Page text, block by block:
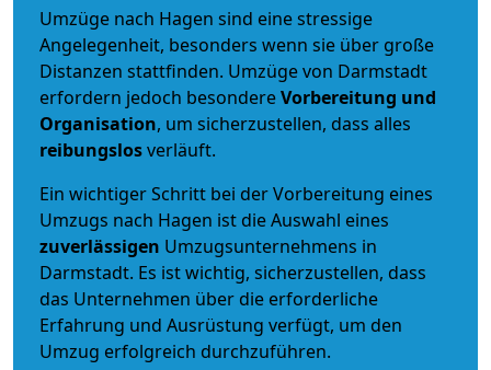
Umzüge nach Hagen sind eine stressige
Angelegenheit, besonders wenn sie über große
Distanzen stattfinden. Umzüge von Darmstadt
erfordern jedoch besondereVorbereitung und
Organisation, um sicherzustellen, dass alles
reibungslosverläuft.
Ein wichtiger Schritt bei der Vorbereitung eines
Umzugs nach Hagen ist die Auswahl eines
zuverlässigen Umzugsunternehmens in
Darmstadt. Es ist wichtig, sicherzustellen, dass
das Unternehmen über die erforderliche
Erfahrung und Ausrüstung verfügt, um den
Umzug erfolgreich durchzuführen.